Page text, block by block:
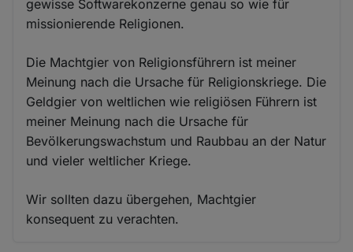
gewisse Softwarekonzerne genau so wie für
missionierende Religionen.
Die Machtgier von Religionsführern ist meiner
Meinung nach die Ursache für Religionskriege. Die
Geldgier von weltlichen wie religiösen Führern ist
meiner Meinung nach die Ursache für
Bevölkerungswachstum und Raubbau an der Natur
und vieler weltlicher Kriege.
Wir sollten dazu übergehen, Machtgier
konsequent zu verachten.